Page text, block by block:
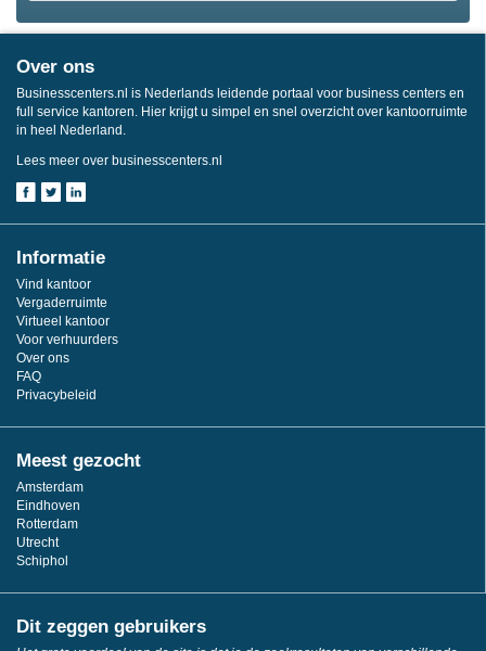
Over ons
Businesscenters.nl is Nederlands leidende portaal voor business centers en
full service kantoren. Hier krijgt u simpel en snel overzicht over kantoorruimte
in heel Nederland.
Lees meer over businesscenters.nl
Informatie
Vind kantoor
Vergaderruimte
Virtueel kantoor
Voor verhuurders
Over ons
FAQ
Privacybeleid
Meest gezocht
Amsterdam
Eindhoven
Rotterdam
Utrecht
Schiphol
Dit zeggen gebruikers